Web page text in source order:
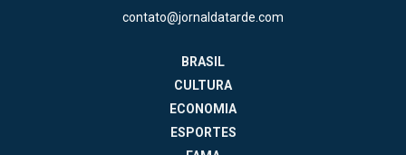
contato@jornaldatarde.com
BRASIL
CULTURA
ECONOMIA
ESPORTES